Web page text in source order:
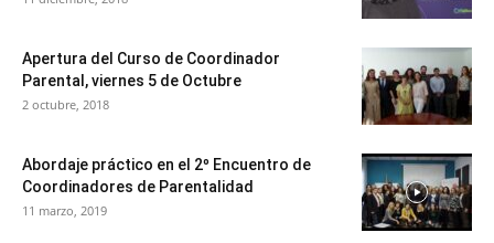
Apertura del Curso de Coordinador
Parental, viernes 5 de Octubre
2 octubre, 2018
Abordaje práctico en el 2º Encuentro de
Coordinadores de Parentalidad
11 marzo, 2019